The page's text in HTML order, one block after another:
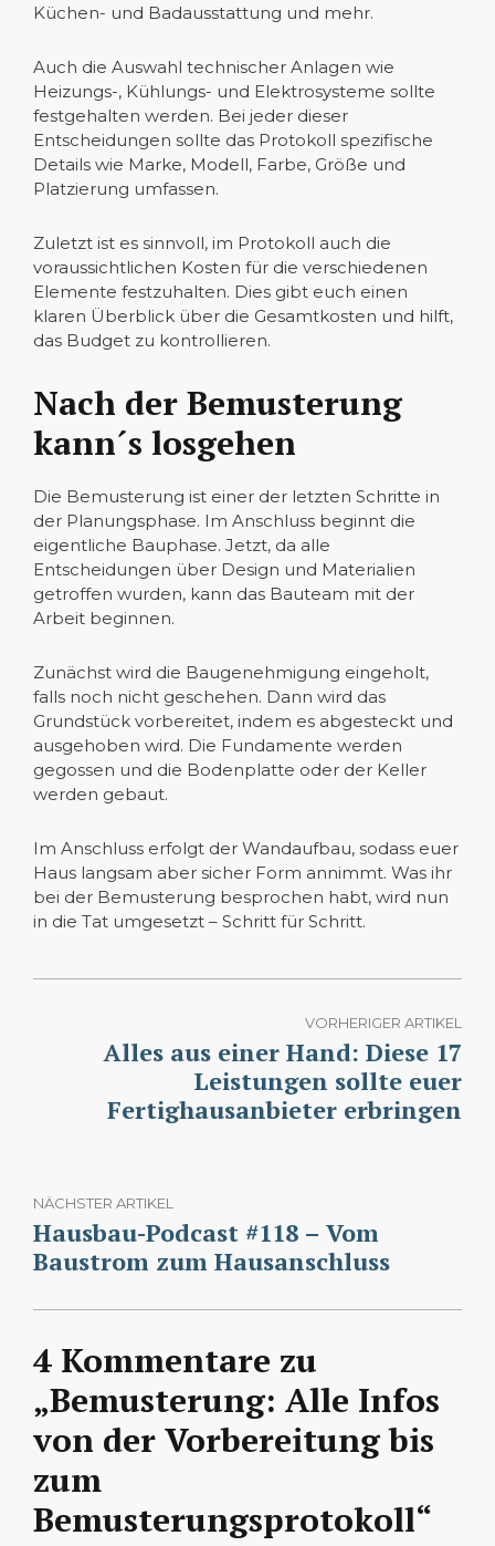
Küchen- und Badausstattung und mehr.
Auch die Auswahl technischer Anlagen wie
Heizungs-, Kühlungs- und Elektrosysteme sollte
festgehalten werden. Bei jeder dieser
Entscheidungen sollte das Protokoll spezifische
Details wie Marke, Modell, Farbe, Größe und
Platzierung umfassen.
Zuletzt ist es sinnvoll, im Protokoll auch die
voraussichtlichen Kosten für die verschiedenen
Elemente festzuhalten. Dies gibt euch einen
klaren Überblick über die Gesamtkosten und hilft,
das Budget zu kontrollieren.
Nach der Bemusterung
kann´s losgehen
Die Bemusterung ist einer der letzten Schritte in
der Planungsphase. Im Anschluss beginnt die
eigentliche Bauphase. Jetzt, da alle
Entscheidungen über Design und Materialien
getroffen wurden, kann das Bauteam mit der
Arbeit beginnen.
Zunächst wird die Baugenehmigung eingeholt,
falls noch nicht geschehen. Dann wird das
Grundstück vorbereitet, indem es abgesteckt und
ausgehoben wird. Die Fundamente werden
gegossen und die Bodenplatte oder der Keller
werden gebaut.
Im Anschluss erfolgt der Wandaufbau, sodass euer
Haus langsam aber sicher Form annimmt. Was ihr
bei der Bemusterung besprochen habt, wird nun
in die Tat umgesetzt – Schritt für Schritt.
VORHERIGER ARTIKEL
Alles aus einer Hand: Diese 17
Leistungen sollte euer
Fertighausanbieter erbringen
NÄCHSTER ARTIKEL
Hausbau-Podcast #118 – Vom
Baustrom zum Hausanschluss
4 Kommentare zu
„Bemusterung: Alle Infos
von der Vorbereitung bis
zum
Bemusterungsprotokoll“